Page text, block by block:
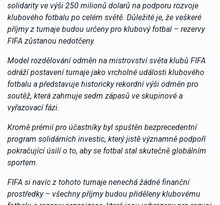
solidarity ve výši 250 milionů dolarů na podporu rozvoje
klubového fotbalu po celém světě. Důležité je, že veškeré
příjmy z turnaje budou určeny pro klubový fotbal – rezervy
FIFA zůstanou nedotčeny.
Model rozdělování odměn na mistrovství světa klubů FIFA
odráží postavení turnaje jako vrcholné události klubového
fotbalu a představuje historicky rekordní výši odměn pro
soutěž, která zahrnuje sedm zápasů ve skupinové a
vyřazovací fázi.
Kromě prémií pro účastníky byl spuštěn bezprecedentní
program solidárních investic, který jistě významně podpoří
pokračující úsilí o to, aby se fotbal stal skutečně globálním
sportem.
FIFA si navíc z tohoto turnaje nenechá žádné finanční
prostředky – všechny příjmy budou přiděleny klubovému